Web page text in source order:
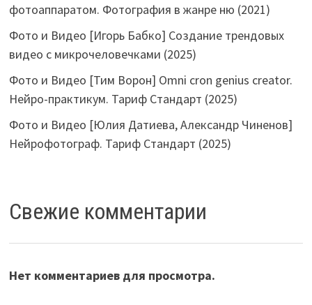
фотоаппаратом. Фотография в жанре ню (2021)
Фото и Видео [Игорь Бабко] Создание трендовых
видео с микрочеловечками (2025)
Фото и Видео [Тим Ворон] Omni cron genius creator.
Нейро-практикум. Тариф Стандарт (2025)
Фото и Видео [Юлия Датиева, Александр Чиненов]
Нейрофотограф. Тариф Стандарт (2025)
Свежие комментарии
Нет комментариев для просмотра.